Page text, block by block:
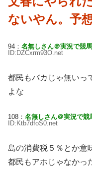
ないやん。予
94： 名無しさん＠実況で競
ID:DZCxrm93O.net
都民もバカじゃ無いっ
よな
108： 名無しさん＠実況で競
ID:Ktb7dfoS0.net
島の消費税５％とか意
都民もアホじゃなかっ